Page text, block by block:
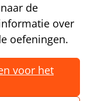
de
over
oefeningen.
voor het